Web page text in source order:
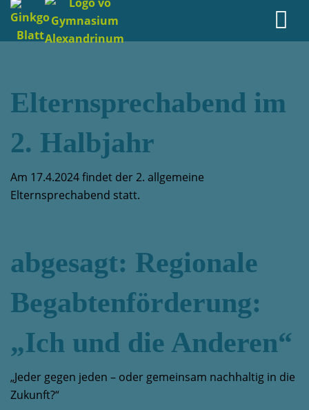
Elternsprechabend im
2. Halbjahr
Am 17.4.2024 findet der 2. allgemeine
Elternsprechabend statt.
abgesagt: Regionale
Begabtenförderung:
„Ich und die Anderen“
„Jeder gegen jeden – oder gemeinsam nachhaltig in die
Zukunft?“